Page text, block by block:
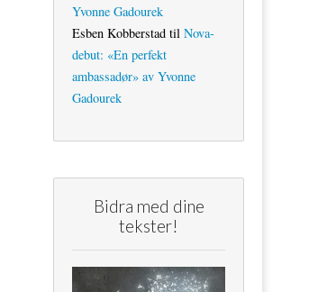
Yvonne Gadourek
Esben Kobberstad til Nova-
debut: «En perfekt
ambassadør» av Yvonne
Gadourek
Bidra med dine
tekster!